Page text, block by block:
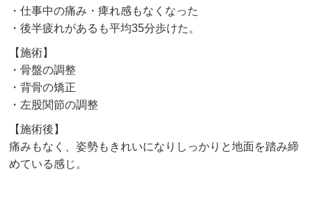
・仕事中の痛み・痺れ感もなくなった
・後半疲れがあるも平均35分歩けた。
【施術】
・骨盤の調整
・背骨の矯正
・左股関節の調整
【施術後】
痛みもなく、姿勢もきれいになりしっかりと地面を踏み締
めている感じ。